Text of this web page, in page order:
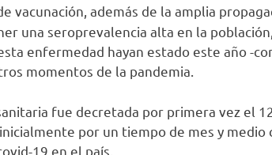
vacunación, además de la amplia
una seroprevalencia alta en la
enfermedad hayan estado este año -
momentos de la pandemia.
fue decretada por primera vez el
por un tiempo de mes y
19 en el país.